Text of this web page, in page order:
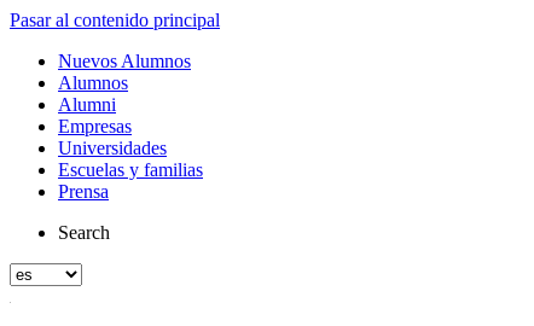
Pasar al contenido principal
Nuevos Alumnos
Alumnos
Alumni
Empresas
Universidades
Escuelas y familias
Prensa
Search